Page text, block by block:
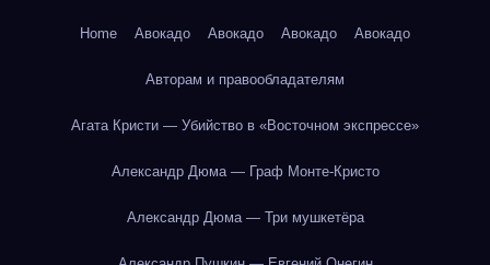
Home Авокадо Авокадо Авокадо Авокадо
Авторам и правообладателям
Агата Кристи — Убийство в «Восточном экспрессе»
Александр Дюма — Граф Монте-Кристо
Александр Дюма — Три мушкетёра